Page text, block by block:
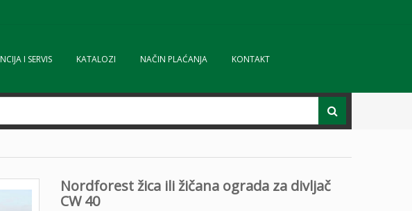
I SERVIS KATALOZI NAČIN PLAĆANJA KONTAKT
Nordforest žica ili žičana ograda za divljač
CW 40